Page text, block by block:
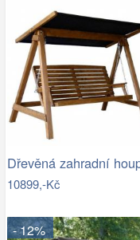
10899,-Kč
- 12%